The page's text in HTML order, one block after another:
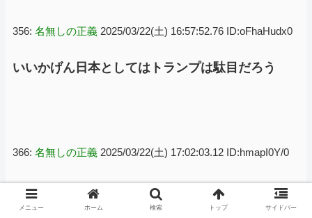
356: 名無しの正義 2025/03/22(土) 16:57:52.76 ID:oFhaHudx0
いいかげん日本としてはトランプは駄目だろう
366: 名無しの正義 2025/03/22(土) 17:02:03.12 ID:hmapI0Y/0
>>356
いやもうトランプだけの話じゃないと思うよ
メニュー ホーム 検索 トップ サイドバー